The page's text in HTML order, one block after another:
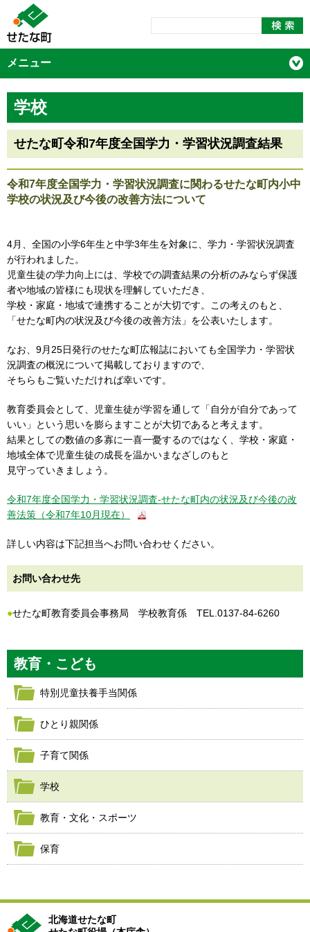
メニュー
学校
せたな町令和7年度全国学力・学習状況調査結果
令和7年度全国学力・学習状況調査に関わるせたな町内小中
学校の状況及び今後の改善方法について
4月、全国の小学6年生と中学3年生を対象に、学力・学習状況調査
が行われました。
児童生徒の学力向上には、学校での調査結果の分析のみならず保護
者や地域の皆様にも現状を理解していただき、
学校・家庭・地域で連携することが大切です。この考えのもと、
「せたな町内の状況及び今後の改善方法」を公表いたします。
なお、9月25日発行のせたな町広報誌においても全国学力・学習状
況調査の概況について掲載しておりますので、
そちらもご覧いただければ幸いです。
教育委員会として、児童生徒が学習を通して「自分が自分であって
いい」という思いを膨らますことが大切であると考えます。
結果としての数値の多寡に一喜一憂するのではなく、学校・家庭・
地域全体で児童生徒の成長を温かいまなざしのもと
見守っていきましょう。
令和7年度全国学力・学習状況調査-せたな町内の状況及び今後の改
善法策（令和7年10月現在）
詳しい内容は下記担当へお問い合わせください。
お問い合わせ先
●せたな町教育委員会事務局 学校教育係 TEL.0137-84-6260
教育・こども
特別児童扶養手当関係
ひとり親関係
子育て関係
学校
教育・文化・スポーツ
保育
北海道せたな町